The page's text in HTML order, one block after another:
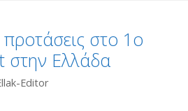
στο 1ο
στην Ελλάδα
Editor